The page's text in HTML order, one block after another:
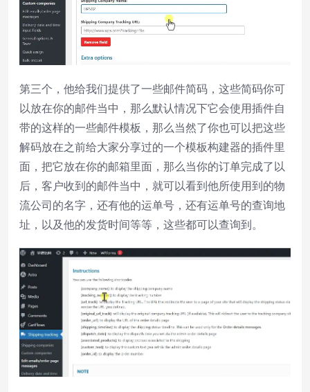
第三个，他给我们提供了一些邮件简码，这些简码你可
以放在你的邮件当中，那么默认情况下它会使用插件自
带的这样的一些邮件模板，那么当然了你也可以把这些
解码放在之前给大家分享过的一个模板构建器的插件里
面，把它放在你的邮箱里面，那么当你的订单完成了以
后，客户收到的邮件当中，就可以看到他所使用到的物
流公司的名字，还有他的运单号，还有运单号的查询地
址，以及他的发货时间等等，这些都可以查询到。